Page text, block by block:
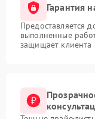
Гарантия
Предоставляется
выполненные
защищает клиента